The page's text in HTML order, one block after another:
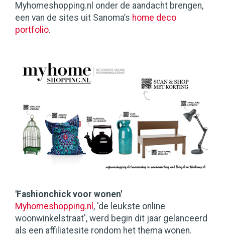
Myhomeshopping.nl onder de aandacht brengen,
een van de sites uit Sanoma’s home deco
portfolio.
'Fashionchick voor wonen'
Myhomeshopping.nl , 'de leukste online
woonwinkelstraat', werd begin dit jaar gelanceerd
als een affiliatesite rondom het thema wonen.